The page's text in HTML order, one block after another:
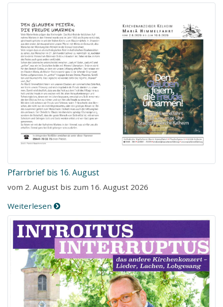
Pfarrbrief bis 16. August
vom 2. August bis zum 16. August 2026
Weiterlesen